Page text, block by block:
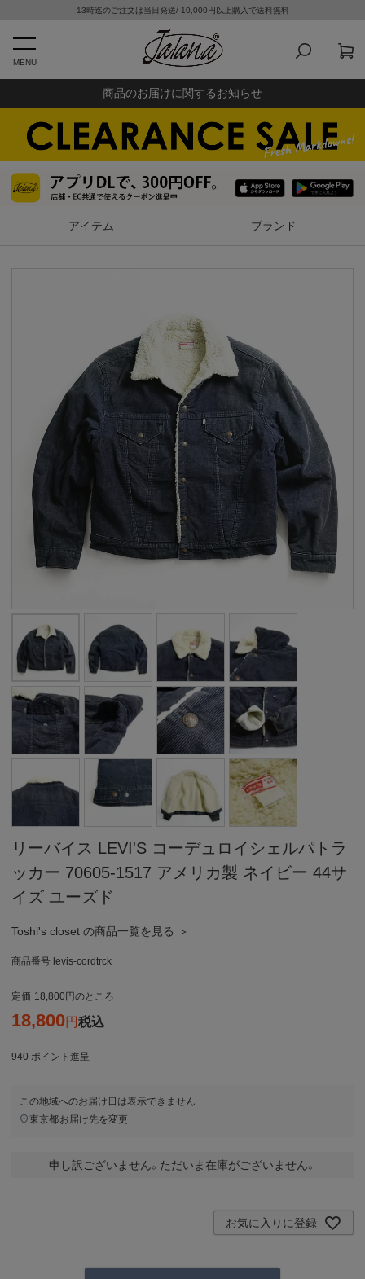
13時迄のご注文は当日発送/ 10,000円以上購入で送料無料
MENU
商品のお届けに関するお知らせ
アイテム ブランド
リーバイス LEVI'S コーデュロイシェルパトラ
ッカー 70605-1517 アメリカ製 ネイビー 44サ
イズ ユーズド
Toshi's closet の商品一覧を見る ＞
商品番号 levis-cordtrck
定価 18,800 のところ
18,800 税込
940 ポイント進呈
この地域へのお届け日は表示できません
東京都お届け先を変更
申し訳ございません。ただいま在庫がございません。
お気に入りに登録